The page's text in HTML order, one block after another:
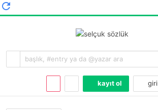
kayıt ol